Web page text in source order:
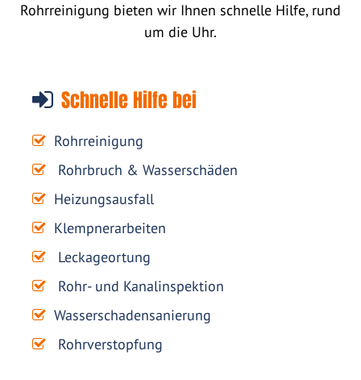
Rohrreinigung bieten wir Ihnen schnelle Hilfe, rund
um die Uhr.
Schnelle Hilfe bei
Rohrreinigung
Rohrbruch & Wasserschäden
Heizungsausfall
Klempnerarbeiten
Leckageortung
Rohr- und Kanalinspektion
Wasserschadensanierung
Rohrverstopfung